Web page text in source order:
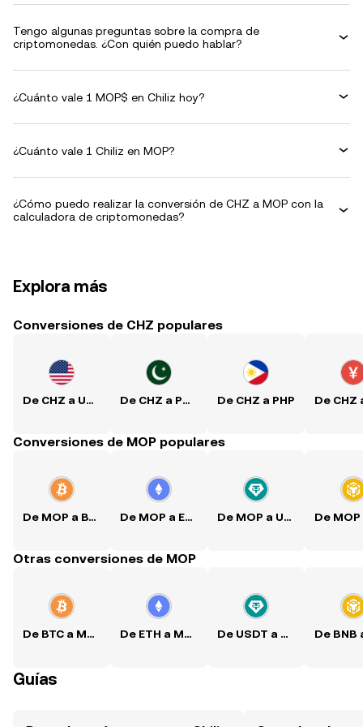
Tengo algunas preguntas sobre la compra de
criptomonedas. ¿Con quién puedo hablar?
¿Cuánto vale 1 MOP$ en Chiliz hoy?
¿Cuánto vale 1 Chiliz en MOP?
¿Cómo puedo realizar la conversión de CHZ a MOP con la
calculadora de criptomonedas?
Explora más
Conversiones de CHZ populares
De CHZ a USD De CHZ a PKR De CHZ a PHP
Conversiones de MOP populares
De MOP a BTC De MOP a ETH De MOP a USDT
Otras conversiones de MOP
De BTC a MOP De ETH a MOP De USDT a MOP
Guías